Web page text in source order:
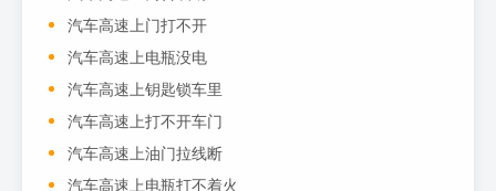
汽车高速上门打不开
汽车高速上电瓶没电
汽车高速上钥匙锁车里
汽车高速上打不开车门
汽车高速上油门拉线断
汽车高速上电瓶打不着火